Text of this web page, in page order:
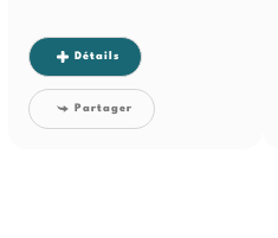
Détails
Partager